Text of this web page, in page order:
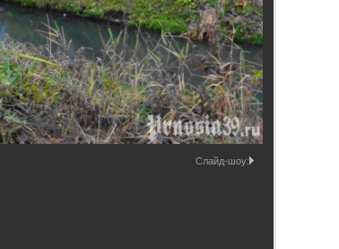
сооружения
Мосты
Слайд-шоу: